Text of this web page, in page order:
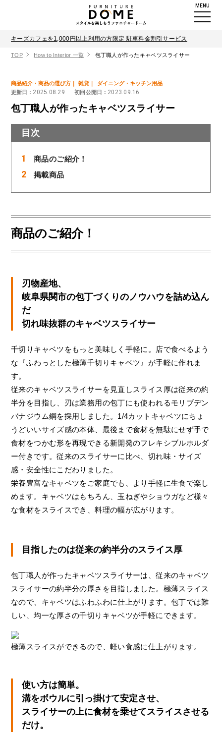
MENU
キーズカフェを1,000円以上利用の方限定 駐車料金割引サービス
TOP How to Interior 一覧 包丁職人が作ったキャベツスライサー
商品紹介・商品の選び方 雑貨
ダイニング・キッチン用品
更新日 : 2025.08.29 初回公開日 : 2023.09.16
包丁職人が作ったキャベツスライサー
目次
商品のご紹介！
掲載商品
商品のご紹介！
刃物産地、
岐阜県関市の包丁づくりのノウハウを詰め込ん
だ
切れ味抜群のキャベツスライサー
千切りキャベツをもっと美味しく手軽に。店で食べるよう
な『ふわっとした極薄千切りキャベツ』が手軽に作れま
す。
従来のキャベツスライサーを見直しスライス厚は従来の約
半分を目指し、刃は業務用の包丁にも使われるモリブデン
バナジウム鋼を採用しました。1/4カットキャベツにちょ
うどいいサイズ感の本体、最後まで食材を無駄にせず手で
食材をつかむ形を再現できる新開発のフレキシブルホルダ
ー付きです。従来のスライサーに比べ、切れ味・サイズ
感・安全性にこだわりました。
栄養豊富なキャベツをご家庭でも、より手軽に生食で楽し
めます。キャベツはもちろん、玉ねぎやショウガなど様々
な食材をスライスでき、料理の幅が広がります。
目指したのは従来の約半分のスライス厚
包丁職人が作ったキャベツスライサーは、従来のキャベツ
スライサーの約半分の厚さを目指しました。極薄スライス
なので、キャベツはふわふわに仕上がります。包丁では難
しい、均一な厚さの千切りキャベツが手軽にできます。​
極薄スライスができるので、軽い食感に仕上がります。
使い方は簡単。
溝をボウルに引っ掛けて安定させ、
スライサーの上に食材を乗せてスライスさせる
だけ。